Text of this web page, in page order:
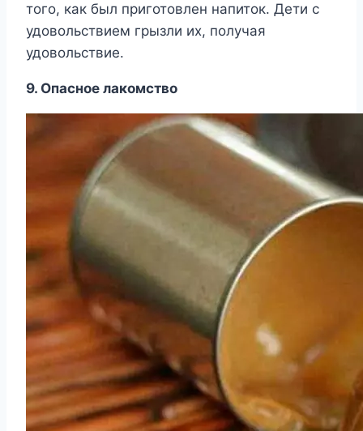
того, как был приготовлен напиток. Дети с
удовольствием грызли их, получая
удовольствие.
9. Опасное лакомство